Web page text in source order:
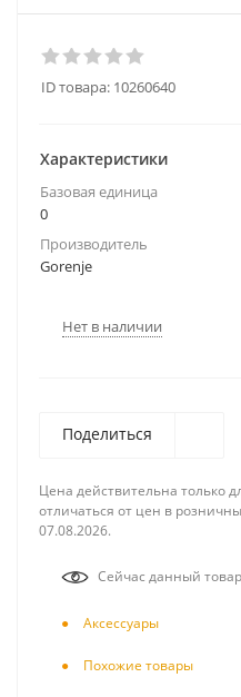
ID товара: 10260640
Характеристики
Базовая единица
0
Производитель
Gorenje
Нет в наличии
Поделиться
Цена действительна только
отличаться от цен в
07.08.2026.
Сейчас данный
Аксесcуары
Похожие товары